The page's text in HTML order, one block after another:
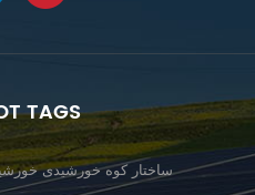
TAGS
ساختار کوه خورشیدی